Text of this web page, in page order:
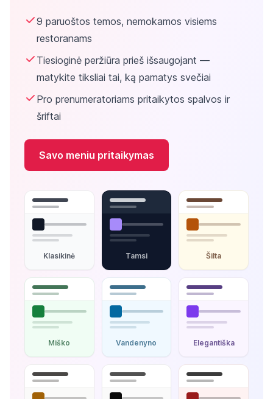
9 paruoštos temos, nemokamos visiems
restoranams
Tiesioginė peržiūra prieš išsaugojant —
matykite tiksliai tai, ką pamatys svečiai
Pro prenumeratoriams pritaikytos spalvos ir
šriftai
Savo meniu pritaikymas
Klasikinė Tamsi Šilta
Miško Vandenyno Elegantiška